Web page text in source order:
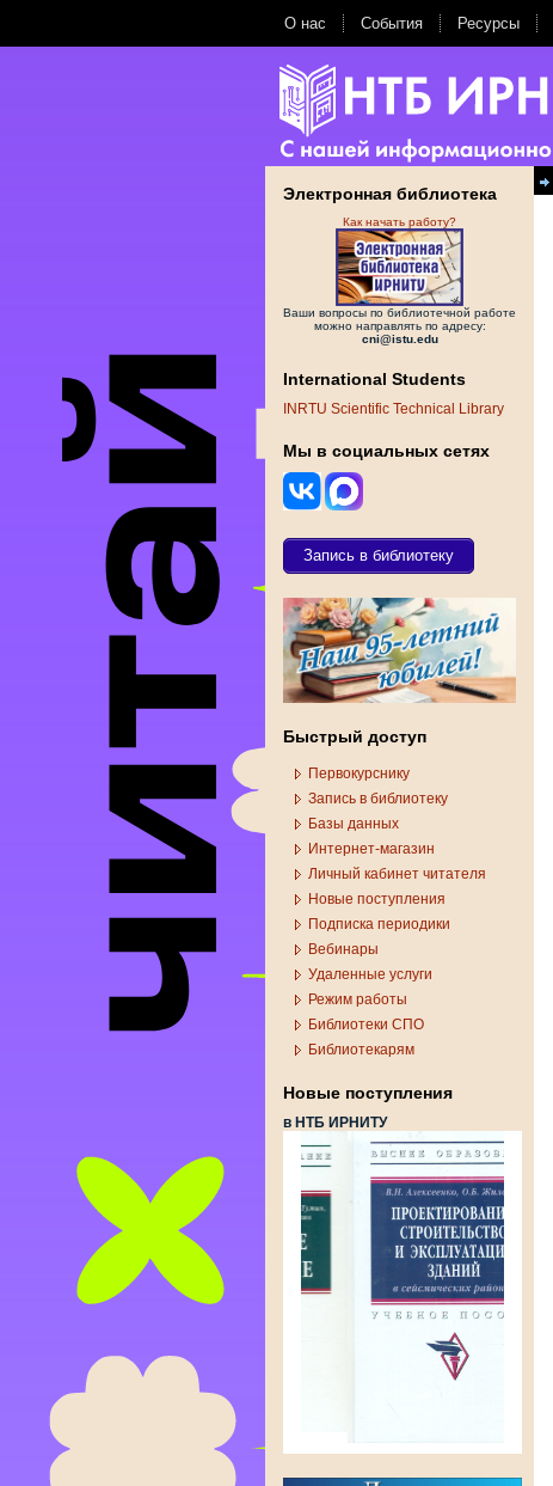
О нас События Ресурсы
Электронная библиотека
Как начать работу?
Ваши вопросы по библиотечной работе
можно направлять по адресу:
cni@istu.edu
International Students
INRTU Scientific Technical Library
Мы в социальных сетях
Запись в библиотеку
Быстрый доступ
Первокурснику
Запись в библиотеку
Базы данных
Интернет-магазин
Личный кабинет читателя
Новые поступления
Подписка периодики
Вебинары
Удаленные услуги
Режим работы
Библиотеки СПО
Библиотекарям
Новые поступления
в НТБ ИРНИТУ